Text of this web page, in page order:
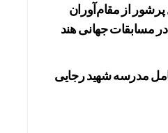
پرشور از مقام‌آوران
مسابقات جهانی هند
مدرسه شهید رجایی